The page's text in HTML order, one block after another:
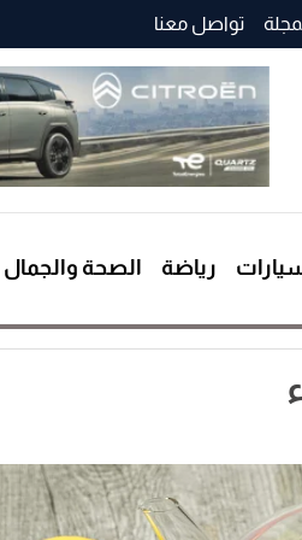
تواصل معنا
رياضة الصحة والجمال